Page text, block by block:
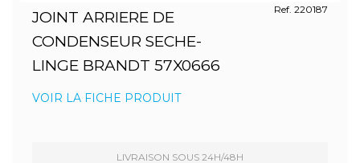
JOINT ARRIERE DE
CONDENSEUR SECHE-
LINGE BRANDT 57X0666
Ref. 220187
VOIR LA FICHE PRODUIT
LIVRAISON SOUS 24H/48H